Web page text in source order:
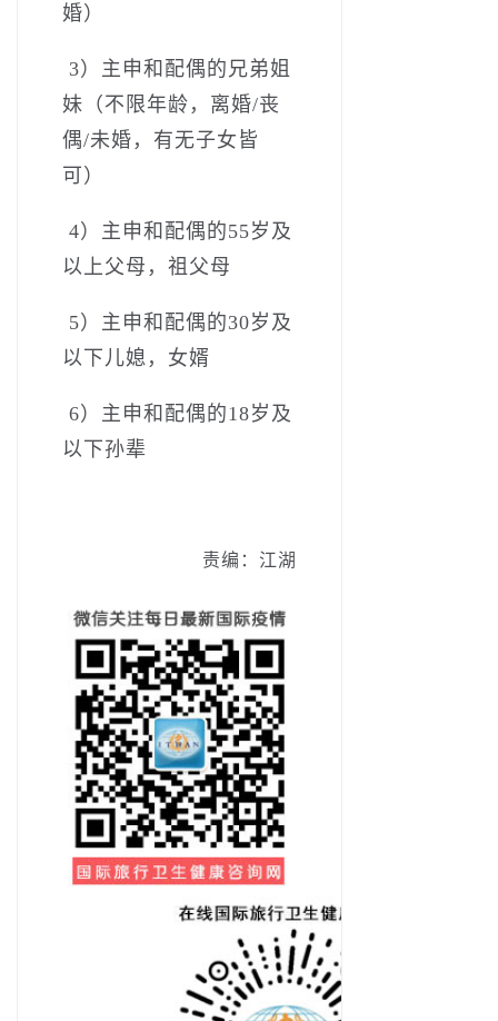
婚）­
­ 3）主申和配偶的兄弟姐
妹（不限年龄，离婚/丧
偶/未婚，有无子女皆
可）­
­ 4）主申和配偶的55岁及
以上父母，祖父母
­ 5）主申和配偶的30岁及
以下儿媳，女婿
­ 6）主申和配偶的18岁及
以下孙辈
责编：江湖